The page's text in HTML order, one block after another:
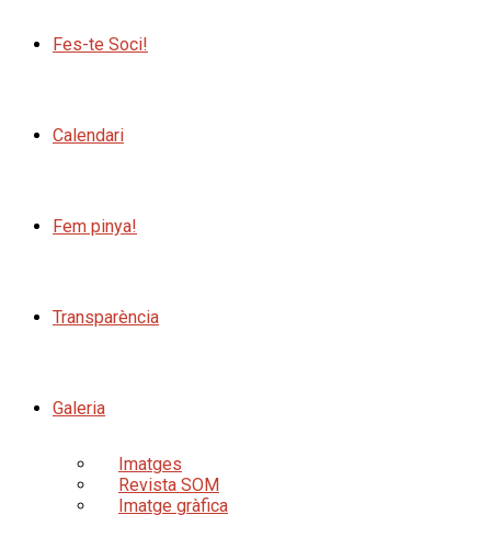
Fes-te Soci!
Calendari
Fem pinya!
Transparència
Galeria
Imatges
Revista SOM
Imatge gràfica